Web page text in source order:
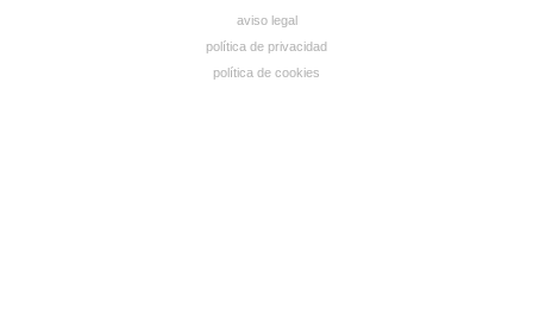
aviso legal
política de privacidad
política de cookies